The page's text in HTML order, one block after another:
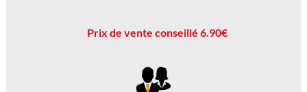
Prix de vente conseillé 6.90€